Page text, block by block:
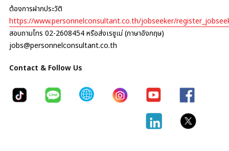
ต้องการฝากประวัติ
https://www.personnelconsultant.co.th/jobseeker/
สอบถามโทร 02-2608454 หรือส่งเรซูเม่ (ภาษาอังกฤษ)
jobs@personnelconsultant.co.th
Contact & Follow Us